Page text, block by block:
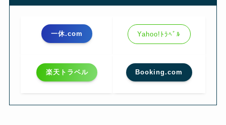
一休.com Yahoo!ﾄﾗﾍﾞﾙ
楽天トラベル Booking.com